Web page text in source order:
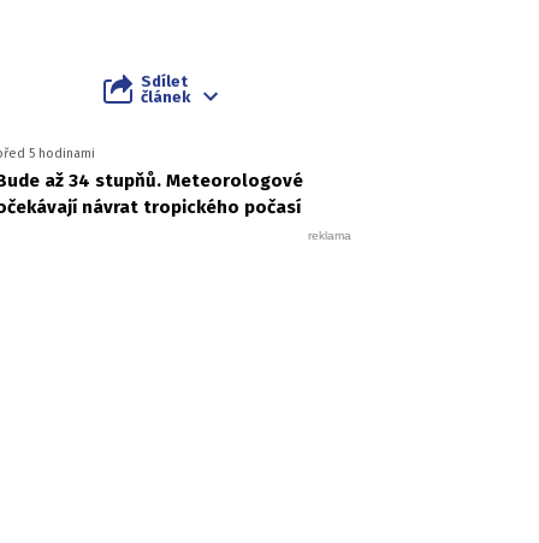
Sdílet
článek
5 hodinami
až 34 stupňů. Meteorologové
návrat tropického počasí